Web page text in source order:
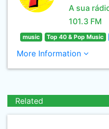
A sua
101.3 FM
music Top 40 & Pop Music
More Information
Related